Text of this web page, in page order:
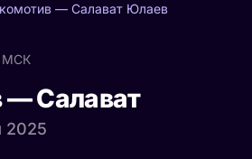
— Салават Юлаев
МСК
— Салават
2025